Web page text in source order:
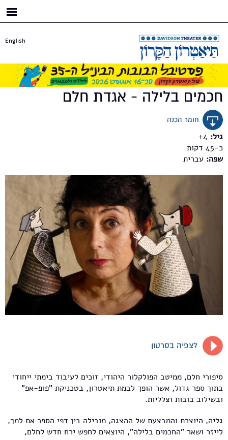
English
חכמים בלילה - אגדת חלם
חומר הכנה
גיל: 4+
כ-45
שפה: עברית
לצפיה בסרטון
סיפורי חלם, ממיטב הפולקלור היהודי, זוכים לעיבוד בימתי ייחודי
בתוך ספר גדול, אשר הופך לבמת תיאטרון, בטכניקת "פופ-אפ"
ובשילוב בובות וצלליות.
גליה, היוצרת והמבצעת של ההצגה, מובילה בין דפי הספר את למך,
לייזר ושאר "החכמים בלילה", היוצאים לחפש ירח חדש לחלם,